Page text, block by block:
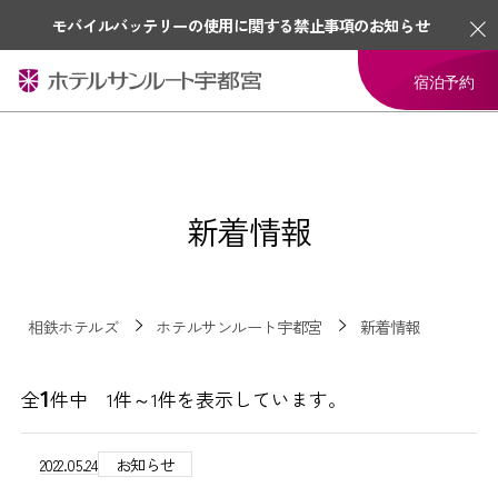
モバイルバッテリーの使用に関する禁止事項のお知らせ
宿泊予約
新着情報
相鉄ホテルズ ホテルサンルート宇都宮 新着情報
全1件中 1件～1件を表示しています。
2022.05.24
お知らせ